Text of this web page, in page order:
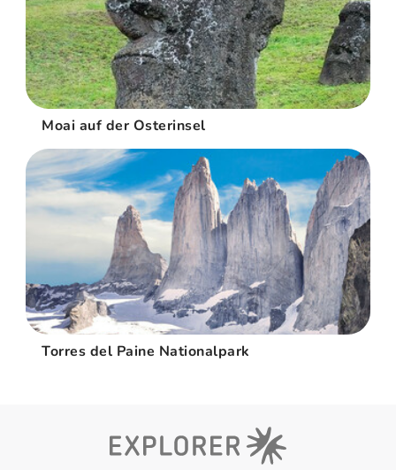
Moai auf der Osterinsel
Torres del Paine Nationalpark